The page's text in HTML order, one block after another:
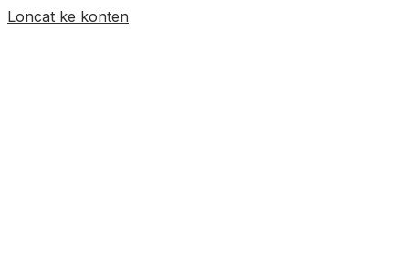
Loncat ke konten